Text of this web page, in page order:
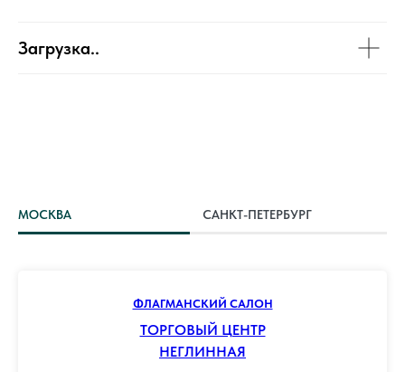
Загрузка..
МОСКВА САНКТ-ПЕТЕРБУРГ
ФЛАГМАНСКИЙ САЛОН
ТОРГОВЫЙ ЦЕНТР
НЕГЛИННАЯ